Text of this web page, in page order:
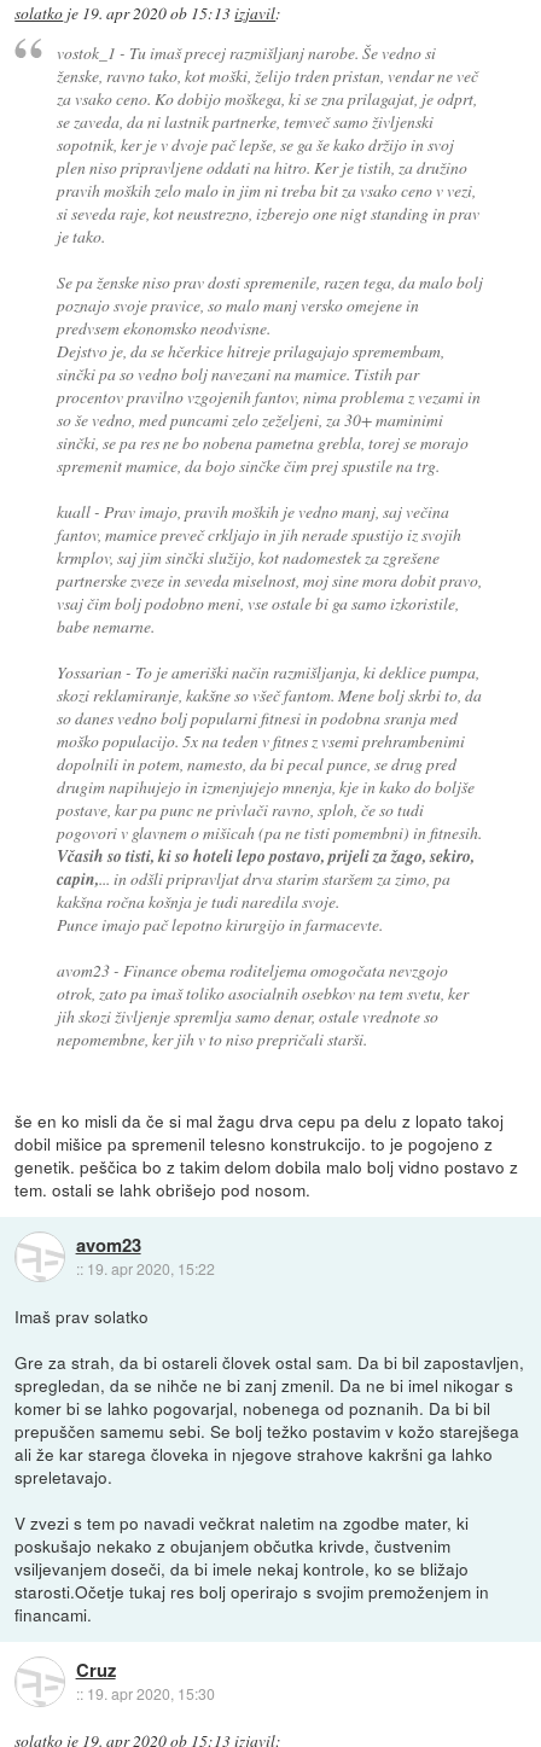
solatko je 19. apr 2020 ob 15:13izjavil:
vostok_1 - Tu imaš precej razmišljanj narobe. Še vedno si
ženske, ravno tako, kot moški, želijo trden pristan, vendar ne več
za vsako ceno. Ko dobijo moškega, ki se zna prilagajat, je odprt,
se zaveda, da ni lastnik partnerke, temveč samo življenski
sopotnik, ker je v dvoje pač lepše, se ga še kako držijo in svoj
plen niso pripravljene oddati na hitro. Ker je tistih, za družino
pravih moških zelo malo in jim ni treba bit za vsako ceno v vezi,
si seveda raje, kot neustrezno, izberejo one nigt standing in prav
je tako.
Se pa ženske niso prav dosti spremenile, razen tega, da malo bolj
poznajo svoje pravice, so malo manj versko omejene in
predvsem ekonomsko neodvisne.
Dejstvo je, da se hčerkice hitreje prilagajajo spremembam,
sinčki pa so vedno bolj navezani na mamice. Tistih par
procentov pravilno vzgojenih fantov, nima problema z vezami in
so še vedno, med puncami zelo zeželjeni, za 30+ maminimi
sinčki, se pa res ne bo nobena pametna grebla, torej se morajo
spremenit mamice, da bojo sinčke čim prej spustile na trg.
kuall - Prav imajo, pravih moških je vedno manj, saj večina
fantov, mamice preveč crkljajo in jih nerade spustijo iz svojih
krmplov, saj jim sinčki služijo, kot nadomestek za zgrešene
partnerske zveze in seveda miselnost, moj sine mora dobit pravo,
vsaj čim bolj podobno meni, vse ostale bi ga samo izkoristile,
babe nemarne.
Yossarian - To je ameriški način razmišljanja, ki deklice pumpa,
skozi reklamiranje, kakšne so všeč fantom. Mene bolj skrbi to, da
so danes vedno bolj popularni fitnesi in podobna sranja med
moško populacijo. 5x na teden v fitnes z vsemi prehrambenimi
dopolnili in potem, namesto, da bi pecal punce, se drug pred
drugim napihujejo in izmenjujejo mnenja, kje in kako do boljše
postave, kar pa punc ne privlači ravno, sploh, če so tudi
pogovori v glavnem o mišicah (pa ne tisti pomembni) in fitnesih.
Včasih so tisti, ki so hoteli lepo postavo, prijeli za žago, sekiro,
capin,... in odšli pripravljat drva starim staršem za zimo, pa
kakšna ročna košnja je tudi naredila svoje.
Punce imajo pač lepotno kirurgijo in farmacevte.
avom23 - Finance obema roditeljema omogočata nevzgojo
otrok, zato pa imaš toliko asocialnih osebkov na tem svetu, ker
jih skozi življenje spremlja samo denar, ostale vrednote so
nepomembne, ker jih v to niso prepričali starši.
še en ko misli da če si mal žagu drva cepu pa delu z lopato takoj
dobil mišice pa spremenil telesno konstrukcijo. to je pogojeno z
genetik. peščica bo z takim delom dobila malo bolj vidno postavo z
tem. ostali se lahk obrišejo pod nosom.
avom23
:: 19. apr 2020, 15:22
Imaš prav solatko
Gre za strah, da bi ostareli človek ostal sam. Da bi bil zapostavljen,
spregledan, da se nihče ne bi zanj zmenil. Da ne bi imel nikogar s
komer bi se lahko pogovarjal, nobenega od poznanih. Da bi bil
prepuščen samemu sebi. Se bolj težko postavim v kožo starejšega
ali že kar starega človeka in njegove strahove kakršni ga lahko
spreletavajo.
V zvezi s tem po navadi večkrat naletim na zgodbe mater, ki
poskušajo nekako z obujanjem občutka krivde, čustvenim
vsiljevanjem doseči, da bi imele nekaj kontrole, ko se bližajo
starosti.Očetje tukaj res bolj operirajo s svojim premoženjem in
financami.
Cruz
:: 19. apr 2020, 15:30
solatko je 19. apr 2020 ob 15:13izjavil: